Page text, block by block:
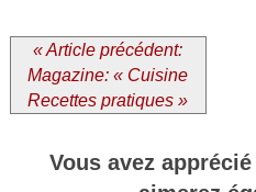
« Article précédent:
Magazine: « Cuisine
Recettes pratiques »
Vous avez